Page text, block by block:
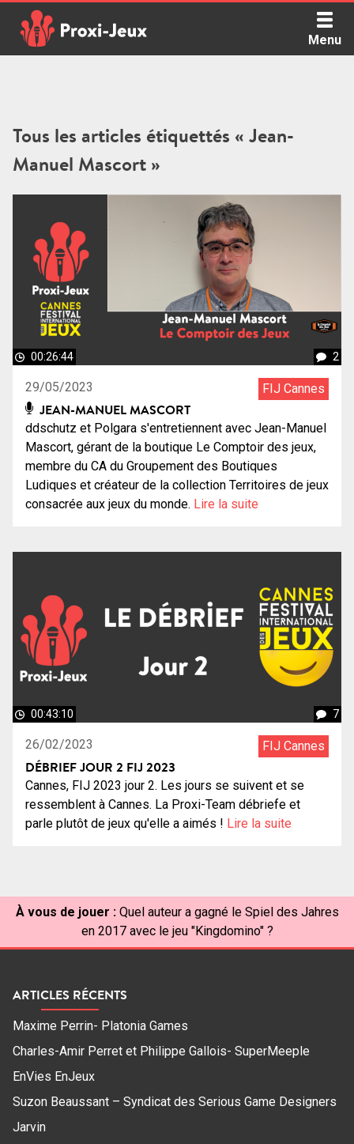
content
Menu
Tous les articles étiquettés « Jean-
Manuel Mascort »
00:26:44 2
29/05/2023 FIJ Cannes
JEAN-MANUEL MASCORT
ddschutz et Polgara s'entretiennent avec Jean-Manuel
Mascort, gérant de la boutique Le Comptoir des jeux,
membre du CA du Groupement des Boutiques
Ludiques et créateur de la collection Territoires de jeux
consacrée aux jeux du monde. Lire la suite
00:43:10 7
26/02/2023 FIJ Cannes
DÉBRIEF JOUR 2 FIJ 2023
Cannes, FIJ 2023 jour 2. Les jours se suivent et se
ressemblent à Cannes. La Proxi-Team débriefe et
parle plutôt de jeux qu'elle a aimés ! Lire la suite
À vous de jouer : Quel auteur a gagné le Spiel des Jahres
en 2017 avec le jeu "Kingdomino" ?
ARTICLES RÉCENTS
Maxime Perrin- Platonia Games
Charles-Amir Perret et Philippe Gallois- SuperMeeple
EnVies EnJeux
Suzon Beaussant – Syndicat des Serious Game Designers
Jarvin